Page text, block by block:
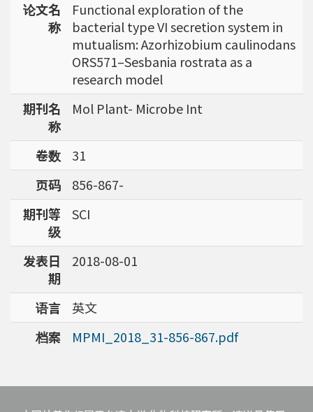
等在精准医疗上的应用。同时，蔡老师运用次世
代定序了解台湾乳癌病患中基因体中的变异以及
演化，试图了解癌症复发机制。同时透过次世代
定序解出台湾帝雉全基因体资讯。这样的讯息是
只能从基因组分析而无法从生态调查得知，在在
强调了解台湾特有物种基因资讯的重要性。
能够带来意外的惊喜。研究路上总有坎坷，但是
不会只有一条路或是一种解决方式。充实自己的
知识背景能够让我们在研究路上走得更长远。
论文名
称
Functional exploration of the
bacterial type VI secretion system in
mutualism: Azorhizobium caulinodans
ORS571–Sesbania rostrata as a
research model
期刊名
称
Mol Plant- Microbe Int
卷数
31
页码
856-867-
期刊等
级
SCI
发表日
期
2018-08-01
语言
英文
档案
MPMI_2018_31-856-867.pdf